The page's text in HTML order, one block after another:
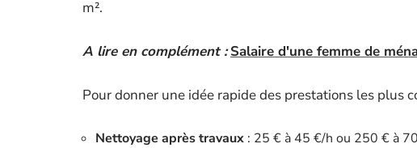
m².
A lire en complément : Salaire d'une femme de
Pour donner une idée rapide des prestations les plus
Nettoyage après travaux : 25 € à 45 €/h ou 250 € à